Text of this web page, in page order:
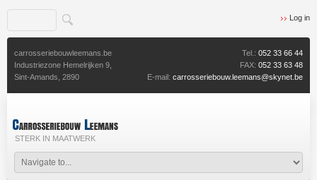
Log in
carrosseriebouwleemans.be
Industriezone Hemelrijken 9,
Sint-Amands, 2890
Tel.: 052 33 66 44
FAX: 052 33 63 48
E-mail: carrosseriebouw.leemans@skynet.be
STERK IN MAATWERK